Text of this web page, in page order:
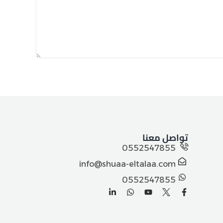
تواصل معنا
0552547855
info@shuaa-eltalaa.com
0552547855